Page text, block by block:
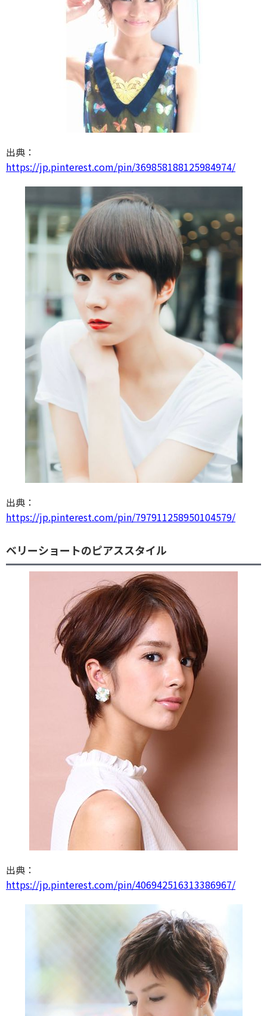
出典：
https://jp.pinterest.com/pin/369858188125984974/
出典：
https://jp.pinterest.com/pin/797911258950104579/
ベリーショートのピアススタイル
出典：
https://jp.pinterest.com/pin/406942516313386967/